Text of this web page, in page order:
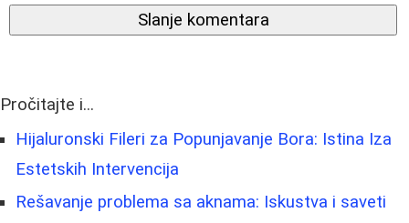
Slanje komentara
Pročitajte i...
Hijaluronski Fileri za Popunjavanje Bora: Istina Iza
Estetskih Intervencija
Rešavanje problema sa aknama: Iskustva i saveti